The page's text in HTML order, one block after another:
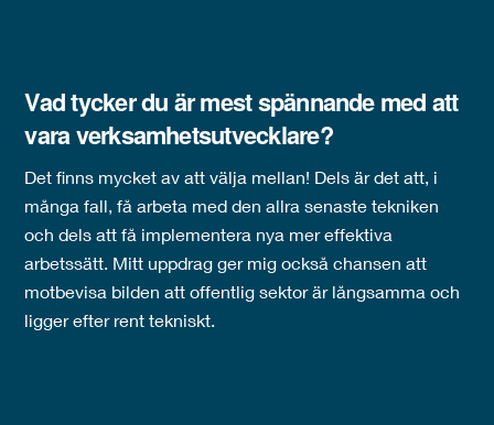
Vad tycker du är mest spännande med att
vara verksamhetsutvecklare?
Det finns mycket av att välja mellan! Dels är det att, i
många fall, få arbeta med den allra senaste tekniken
och dels att få implementera nya mer effektiva
arbetssätt. Mitt uppdrag ger mig också chansen att
motbevisa bilden att offentlig sektor är långsamma och
ligger efter rent tekniskt.